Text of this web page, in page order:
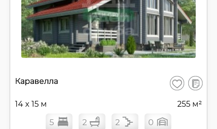
Каравелла Сохранить
В
14 x 15 м 255 м²
5 2 2 0